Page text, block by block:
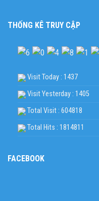
THỐNG KÊ TRUY CẬP
Visit Today : 1437
Visit Yesterday : 1405
Total Visit : 604818
Total Hits : 1814811
FACEBOOK